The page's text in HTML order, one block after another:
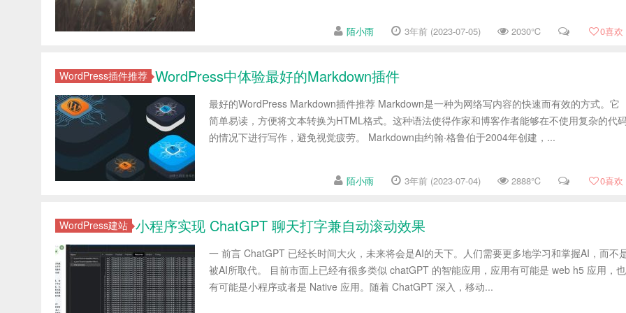
陌小雨 3年前 (2023-07-05) 2030℃ 0喜欢
WordPress插件推荐 WordPress中体验最好的Markdown插件
最好的WordPress Markdown插件推荐 Markdown是一种为网络写内容的快速而有效的方式。它
简单易读，方便将文本转换为HTML格式。这种语法使得作家和博客作者能够在不使用复杂的代
的情况下进行写作，避免视觉疲劳。 Markdown由约翰·格鲁伯于2004年创建，...
陌小雨 3年前 (2023-07-04) 2888℃ 0喜欢
WordPress建站 小程序实现 ChatGPT 聊天打字兼自动滚动效果
一 前言 ChatGPT 已经长时间大火，未来将会是AI的天下。人们需要更多地学习和掌握AI，而不
被AI所取代。 目前市面上已经有很多类似 chatGPT 的智能应用，应用有可能是 web h5 应用，也
有可能是小程序或者是 Native 应用。随着 ChatGPT 深入，移动...